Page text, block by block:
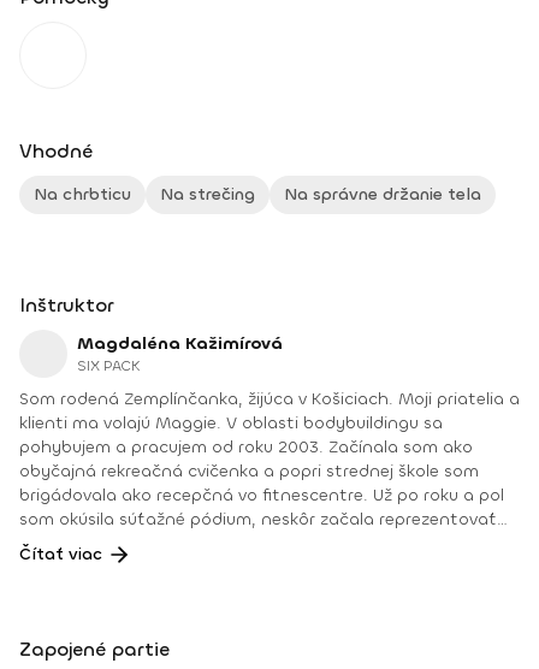
Vhodné
Na chrbticu Na strečing Na správne držanie tela
Inštruktor
Magdaléna Kažimírová
SIX PACK
Som rodená Zemplínčanka, žijúca v Košiciach. Moji priatelia a
klienti ma volajú Maggie. V oblasti bodybuildingu sa
pohybujem a pracujem od roku 2003. Začínala som ako
obyčajná rekreačná cvičenka a popri strednej škole som
brigádovala ako recepčná vo fitnescentre. Už po roku a pol
som okúsila súťažné pódium, neskôr začala reprezentovať
Slovensko a vtedy sa začala aj moja trénerská dráha.
Netrénujem iba bežných rekreačných cvičencov, ale aj tých,
Dornova metóda, spinal touch či reflexológia. Maximum
svojej pracovnej energie, vedomostí a skúseností venujem
Čítať viac
Zapojené partie